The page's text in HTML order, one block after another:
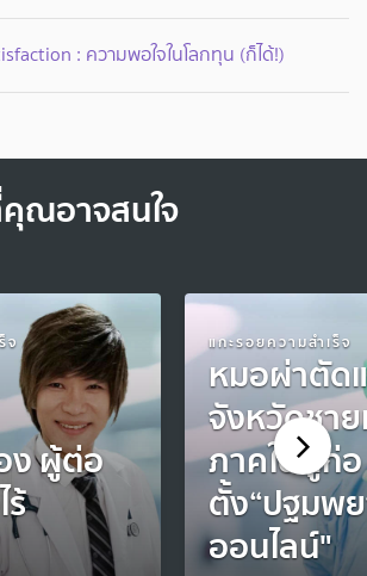
: ความพอใจในโลกทุน (ก็ได้!)
ณอาจสนใจ
จ
ง ผู้ต่อ
แกะรอยความสำเร็จ
หมอผ่าตัด
จังหวัดชา
ภาคใต้ผู้ก่อ
ตั้ง“ปฐมพ
ออนไลน์"